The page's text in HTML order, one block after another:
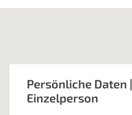
Persönliche Daten |
Einzelperson